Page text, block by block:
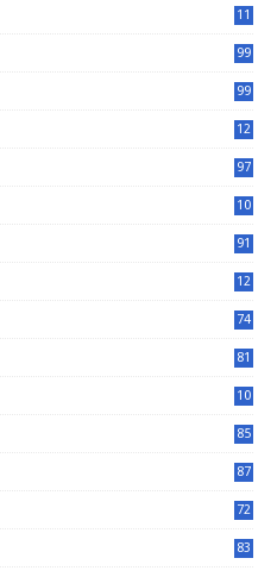
11
99
99
12
97
10
91
12
74
81
10
85
87
72
83